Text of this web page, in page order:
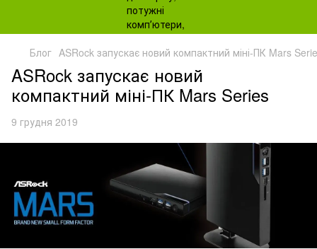
Блог ASRock запускає новий компактний міні-ПК Mars
ASRock запускає новий
компактний міні-ПК Mars Series
9 грудня 2019